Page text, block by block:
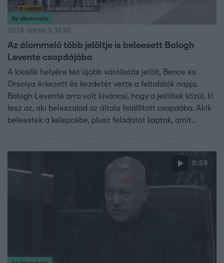
Az álommeló
2024. április 3. 19:30
Az álommeló több jelöltje is beleesett Balogh
Levente csapdájába
A kiesők helyére két újabb várólistás jelölt, Bence és
Orsolya érkezett és kezdetét vette a feltalálók napja.
Balogh Levente arra volt kíváncsi, hogy a jelöltek közül, ki
lesz az, aki beleszalad az általa felállított csapdába. Akik
beleestek a kelepcébe, plusz feladatot kaptak, amit
0:59